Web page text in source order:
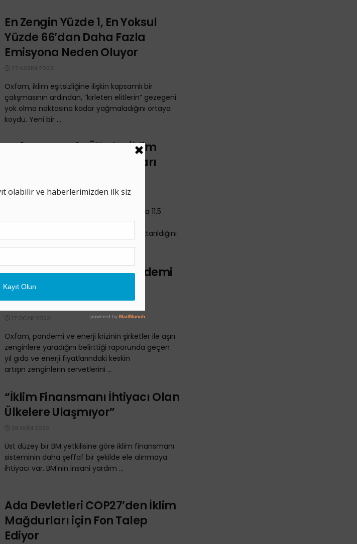
En Zengin Yüzde 1, En Yoksul
Yüzde 66’dan Daha Fazla
Emisyona Neden Oluyor
22 KASIM 2023
Oxfam, iklim eşitsizliğine ilişkin kapsamlı bir
çalışmasının ardından, “kirleten elitlerin” gezegeni
yok olma noktasına kadar yağmaladığını ortaya
koydu. Yeni bir ...
Oxfam: Zengin Ülkeler İklim
Finansmanında Rakamları
6 HAZIRAN 2023
Oxfam’ın yeni çalışması, 2020'de yalnızca 11,5
milyar dolarlık iklim değişikliğine uyum
finansmanının savunmasız devletlere aktarıldığını
Oxfam: Enerji Krizi ve Pandemi
ile Zenginler Servetlerini
Katladı
17 OCAK 2023
Oxfam, pandemi ve enerji krizinin şirketler ile aşırı
zenginlere yaradığını belirttiği raporunda geçen
yıl gıda ve enerji fiyatlarındaki keskin
artışın zenginlerin servetlerini ...
“İklim Finansmanı İhtiyacı Olan
Ülkelere Ulaşmıyor”
28 EKIM 2022
Üst düzey bir BM yetkilisine göre iklim finansmanı
sisteminin daha şeffaf bir şekilde ele alınmaya
ihtiyacı var. BM'nin insani yardım ...
Ada Devletleri COP27’den İklim
Mağdurları için Fon Talep
Ediyor